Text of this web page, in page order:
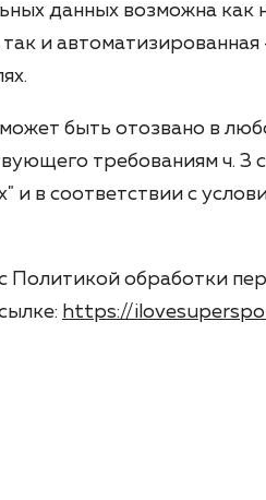
данных возможна как
и
быть отозвано в
требованиям ч.
и в соответствии с
Политикой обработки
https://